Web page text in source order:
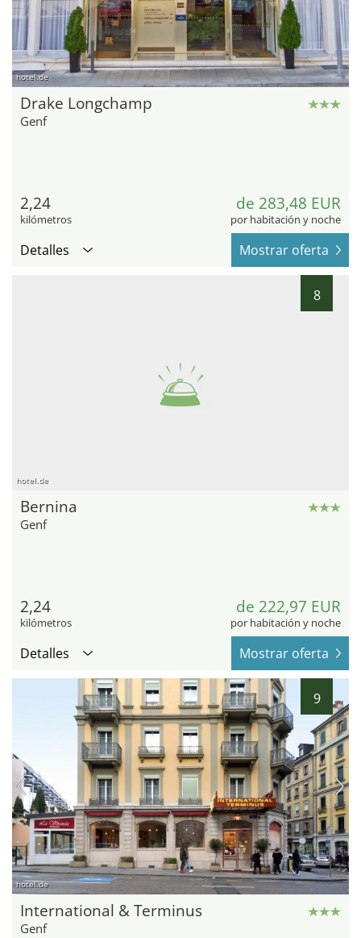
hotel.de
Drake Longchamp
Genf
2,24
kilómetros
de 283,48 EUR
por habitación y noche
Detalles Mostrar oferta
8
hotel.de
Bernina
Genf
2,24
kilómetros
de 222,97 EUR
por habitación y noche
Detalles Mostrar oferta
9
hotel.de
International & Terminus
Genf